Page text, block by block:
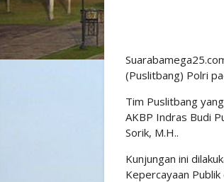
(Puslitbang) Polri
Tim Puslitbang
AKBP Indras Budi
Sorik, M.H..
Kunjungan ini
Kepercayaan